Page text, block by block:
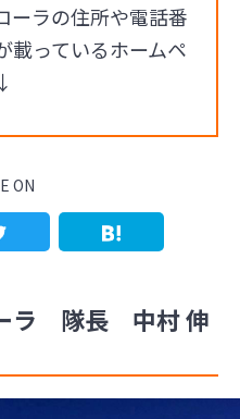
ーラの住所や電話番
載っているホームペ
ON
ラ 隊長 中村 伸